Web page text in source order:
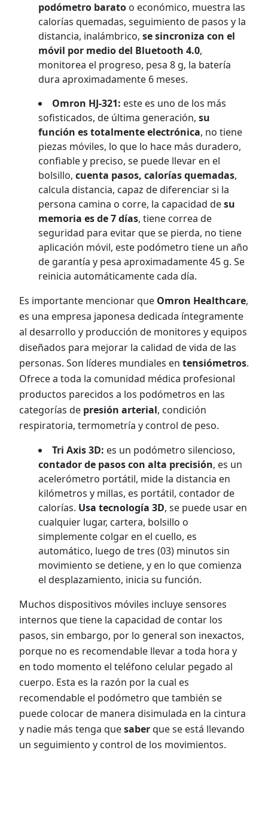
podómetro barato o económico, muestra las
calorías quemadas, seguimiento de pasos y la
distancia, inalámbrico, se sincroniza con el
móvil por medio del Bluetooth 4.0,
monitorea el progreso, pesa 8 g, la batería
dura aproximadamente 6 meses.
Omron HJ-321: este es uno de los más
sofisticados, de última generación, su
función es totalmente electrónica, no tiene
piezas móviles, lo que lo hace más duradero,
confiable y preciso, se puede llevar en el
bolsillo, cuenta pasos, calorías quemadas,
calcula distancia, capaz de diferenciar si la
persona camina o corre, la capacidad desu
memoria es de 7 días, tiene correa de
seguridad para evitar que se pierda, no tiene
aplicación móvil, este podómetro tiene un año
de garantía y pesa aproximadamente 45 g. Se
reinicia automáticamente cada día.
Es importante mencionar que Omron Healthcare,
es una empresa japonesa dedicada íntegramente
al desarrollo y producción de monitores y equipos
diseñados para mejorar la calidad de vida de las
personas. Son líderes mundiales en tensiómetros.
Ofrece a toda la comunidad médica profesional
productos parecidos a los podómetros en las
categorías de presión arterial, condición
respiratoria, termometría y control de peso.
Tri Axis 3D: es un podómetro silencioso,
contador de pasos con alta precisión, es un
acelerómetro portátil, mide la distancia en
kilómetros y millas, es portátil, contador de
calorías. Usa tecnología 3D, se puede usar en
cualquier lugar, cartera, bolsillo o
simplemente colgar en el cuello, es
automático, luego de tres (03) minutos sin
movimiento se detiene, y en lo que comienza
el desplazamiento, inicia su función.
Muchos dispositivos móviles incluye sensores
internos que tiene la capacidad de contar los
pasos, sin embargo, por lo general son inexactos,
porque no es recomendable llevar a toda hora y
en todo momento el teléfono celular pegado al
cuerpo. Esta es la razón por la cual es
recomendable el podómetro que también se
puede colocar de manera disimulada en la cintura
y nadie más tenga quesaberque se está llevando
un seguimiento y control de los movimientos.